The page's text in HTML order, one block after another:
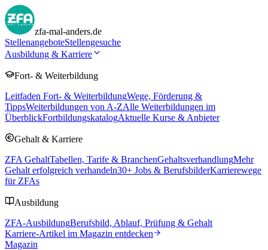
zfa-mal-anders.de
StellenangeboteStellengesuche
Ausbildung & Karriere
Fort- & Weiterbildung
Leitfaden Fort- & WeiterbildungWege, Förderung &
TippsWeiterbildungen von A-ZAlle Weiterbildungen im
ÜberblickFortbildungskatalogAktuelle Kurse & Anbieter
Gehalt & Karriere
ZFA GehaltTabellen, Tarife & BranchenGehaltsverhandlungMehr
Gehalt erfolgreich verhandeln30+ Jobs & BerufsbilderKarrierewege
für ZFAs
Ausbildung
ZFA-AusbildungBerufsbild, Ablauf, Prüfung & Gehalt
Karriere-Artikel im Magazin entdecken
Magazin